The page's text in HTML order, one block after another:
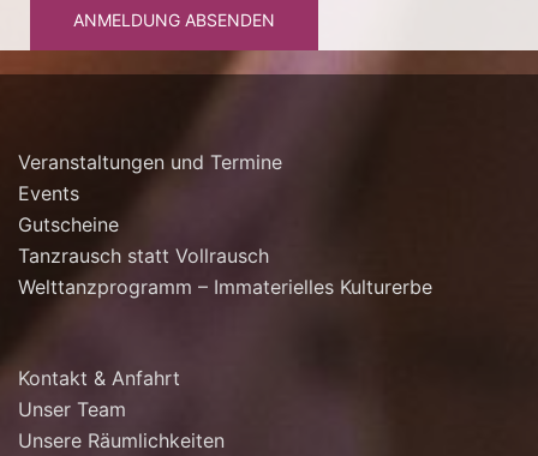
ANMELDUNG ABSENDEN
Veranstaltungen und Termine
Events
Gutscheine
Tanzrausch statt Vollrausch
Welttanzprogramm – Immaterielles Kulturerbe
Kontakt & Anfahrt
Unser Team
Unsere Räumlichkeiten